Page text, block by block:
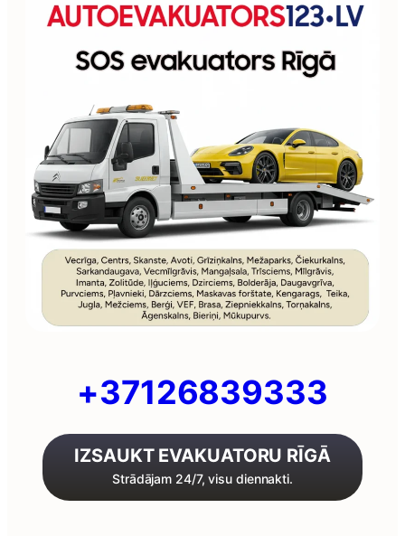
+37126839333
IZSAUKT EVAKUATORU RĪGĀ
Strādājam 24/7, visu diennakti.